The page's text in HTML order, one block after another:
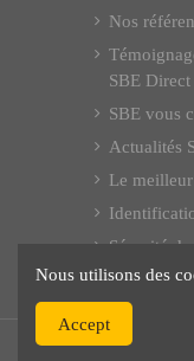
Nos
SBE Direct
SBE vous
Actualités
Le
Sécurité
©
Nous utilisons des
Accept